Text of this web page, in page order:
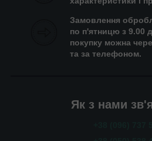
Замовлення
по п'ятницю з 9.00
покупку можна
та за телефоном.
Як з нами